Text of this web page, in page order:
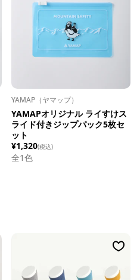
YAMAP（ヤマップ）
YAMAPオリジナル ライすけス
ライド付きジップパック5枚セ
ット
¥1,320(税込)
全1色